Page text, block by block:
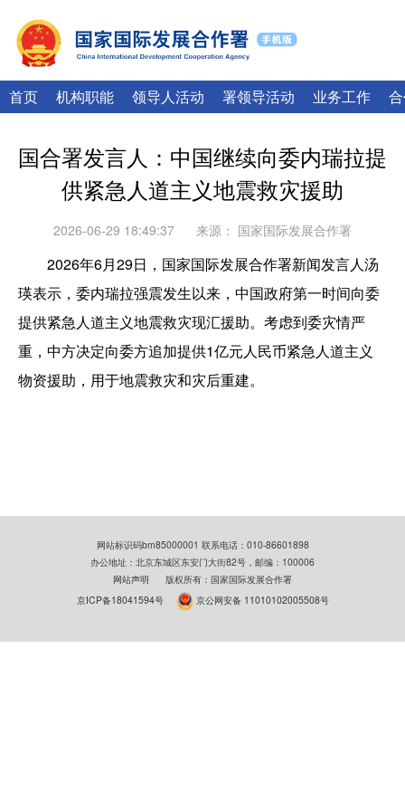
首页 机构职能 领导人活动 署领导活动 业务工作
国合署发言人：中国继续向委内瑞拉提
供紧急人道主义地震救灾援助
2026-06-29 18:49:37 来源： 国家国际发展合作署
2026年6月29日，国家国际发展合作署新闻发言人汤
瑛表示，委内瑞拉强震发生以来，中国政府第一时间向委
提供紧急人道主义地震救灾现汇援助。考虑到委灾情严
重，中方决定向委方追加提供1亿元人民币紧急人道主义
物资援助，用于地震救灾和灾后重建。
网站标识码bm85000001 联系电话：010-86601898
办公地址：北京东城区东安门大街82号，邮编：100006
网站声明
版权所有：国家国际发展合作署
京ICP备18041594号
京公网安备 11010102005508号